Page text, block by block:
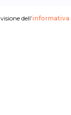
dell’informativa